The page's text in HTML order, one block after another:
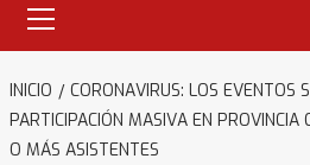
primario
INICIO
CORONAVIRUS: LOS EVENTOS
PARTICIPACIÓN MASIVA EN
O MÁS ASISTENTES